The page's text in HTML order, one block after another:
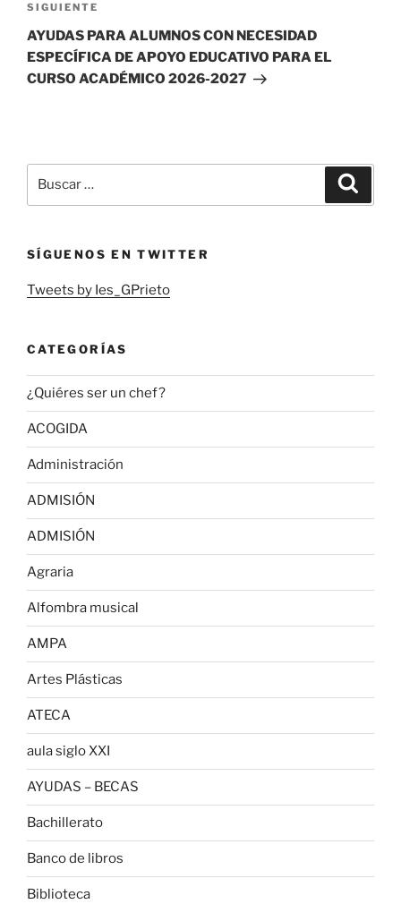
Siguiente
entrada
SIGUIENTE
AYUDAS PARA ALUMNOS CON NECESIDAD
ESPECÍFICA DE APOYO EDUCATIVO PARA EL
CURSO ACADÉMICO 2026-2027
por:
SÍGUENOS EN TWITTER
Tweets by Ies_GPrieto
CATEGORÍAS
¿Quiéres ser un chef?
ACOGIDA
Administración
ADMISIÓN
ADMISIÓN
Agraria
Alfombra musical
AMPA
Artes Plásticas
ATECA
aula siglo XXI
AYUDAS – BECAS
Bachillerato
Banco de libros
Biblioteca